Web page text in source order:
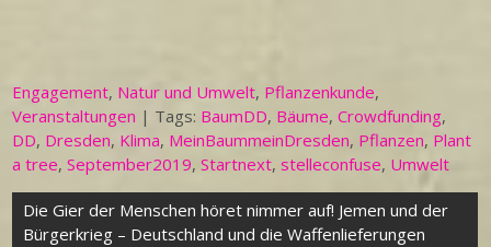
Engagement, Natur und Umwelt, Pflanzenkunde,
Veranstaltungen | Tags: BaumDD, Bäume,Crowdfunding,
DD, Dresden, Klima, MeinBaummeinDresden, Pflanzen, Plant
a tree,September2019,Startnext,stelleconfuse, Umwelt
Beitragsnavigation
Die Gier der Menschen höret nimmer auf! Jemen und der
Bürgerkrieg – Deutschland und die Waffenlieferungen